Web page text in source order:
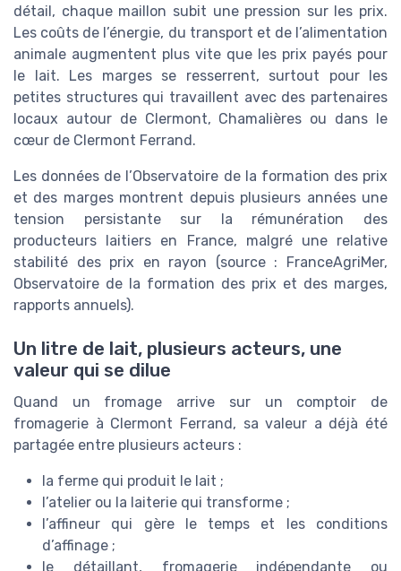
détail, chaque maillon subit une pression sur les prix.
Les coûts de l’énergie, du transport et de l’alimentation
animale augmentent plus vite que les prix payés pour
le lait. Les marges se resserrent, surtout pour les
petites structures qui travaillent avec des partenaires
locaux autour de Clermont, Chamalières ou dans le
cœur de Clermont Ferrand.
Les données de l’Observatoire de la formation des prix
et des marges montrent depuis plusieurs années une
tension persistante sur la rémunération des
producteurs laitiers en France, malgré une relative
stabilité des prix en rayon (source : FranceAgriMer,
Observatoire de la formation des prix et des marges,
rapports annuels).
Un litre de lait, plusieurs acteurs, une
valeur qui se dilue
Quand un fromage arrive sur un comptoir de
fromagerie à Clermont Ferrand, sa valeur a déjà été
partagée entre plusieurs acteurs :
la ferme qui produit le lait ;
l’atelier ou la laiterie qui transforme ;
l’affineur qui gère le temps et les conditions
d’affinage ;
le détaillant, fromagerie indépendante ou